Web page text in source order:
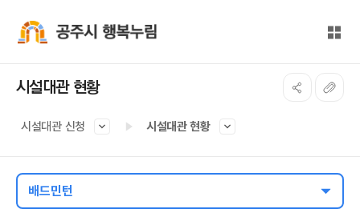
전체
시설대관 현황
시설대관 신청 시설대관 현황
배드민턴